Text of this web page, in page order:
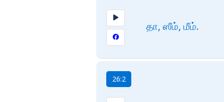
தா, ஸீம், மீம்.
26:2